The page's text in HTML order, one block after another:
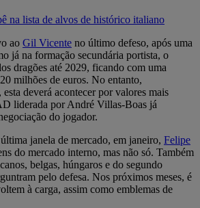
na lista de alvos de histórico italiano
ao Gil Vicente no último defeso, após uma
já na formação secundária portista, o
dragões até 2029, ficando com uma
milhões de euros. No entanto,
deverá acontecer por valores mais
liderada por André Villas-Boas já
do jogador.
janela de mercado, em janeiro, Felipe
do mercado interno, mas não só. Também
belgas, húngaros e do segundo
pelo defesa. Nos próximos meses, é
à carga, assim como emblemas de